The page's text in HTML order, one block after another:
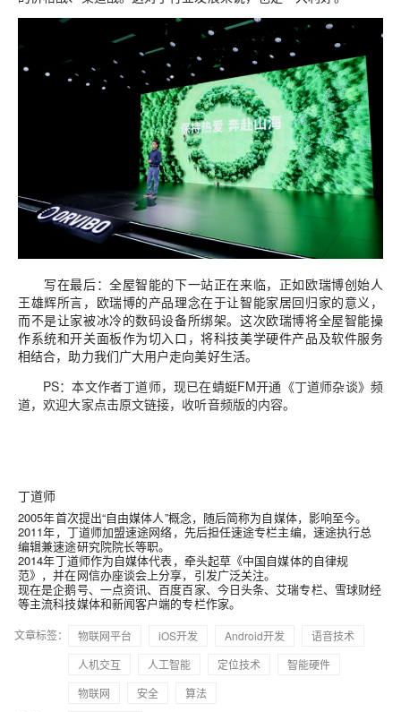
写在最后：全屋智能的下一站正在来临，正如欧瑞博创始人
王雄辉所言，欧瑞博的产品理念在于让智能家居回归家的意义，
而不是让家被冰冷的数码设备所绑架。这次欧瑞博将全屋智能操
作系统和开关面板作为切入口，将科技美学硬件产品及软件服务
相结合，助力我们广大用户走向美好生活。
PS：本文作者丁道师，现已在蜻蜓FM开通《丁道师杂谈》频
道，欢迎大家点击原文链接，收听音频版的内容。
丁道师
2005年首次提出“自由媒体人”概念，随后简称为自媒体，影响至今。
2011年，丁道师加盟速途网络，先后担任速途专栏主编，速途执行总
编辑兼速途研究院院长等职。
2014年丁道师作为自媒体代表，牵头起草《中国自媒体的自律规
范》，并在网信办座谈会上分享，引发广泛关注。
现在是企鹅号、一点资讯、百度百家、今日头条、艾瑞专栏、雪球财经
等主流科技媒体和新闻客户端的专栏作家。
文章标签： 物联网平台 iOS开发 Android开发
语音技术
人机交互
人工智能 定位技术
智能硬件
物联网
安全
算法